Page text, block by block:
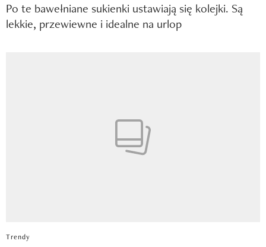
Po te bawełniane sukienki ustawiają się kolejki. Są
lekkie, przewiewne i idealne na urlop
Trendy